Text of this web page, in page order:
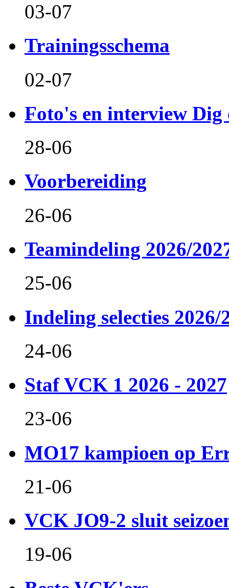
03-07
Trainingsschema
02-07
Foto's en interview Dig
28-06
Voorbereiding
26-06
Teamindeling 2026/
25-06
Indeling selecties 2026/
24-06
Staf VCK 1 2026 - 2027
23-06
MO17 kampioen op
21-06
VCK JO9-2 sluit
19-06